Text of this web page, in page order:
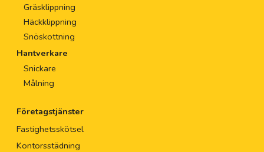
Gräsklippning
Häckklippning
Snöskottning
Hantverkare
Snickare
Målning
Företagstjänster
Fastighetsskötsel
Kontorsstädning